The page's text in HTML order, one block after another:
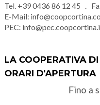
Tel. +39 0436 86 12 45
E-Mail:
PEC:
LA COOPERATIVA
ORARI D'APERTURA
Fino a